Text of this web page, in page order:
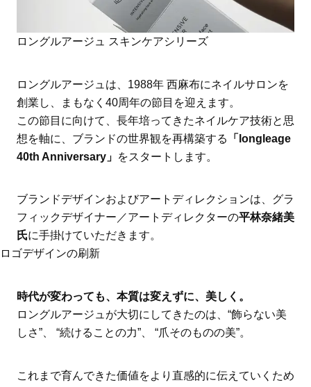
ロングルアージュ スキンケアシリーズ
ロングルアージュは、1988年 西麻布にネイルサロンを
創業し、まもなく40周年の節目を迎えます。
この節目に向けて、長年培ってきたネイルケア技術と思
想を軸に、ブランドの世界観を再構築する
「longleage
40th Anniversary」 をスタートします。
ブランドデザインおよびアートディレクションは、グラ
フィックデザイナー／アートディレクターの平林奈緒美
氏に手掛けていただきます。
ロゴデザインの刷新
時代が変わっても、本質は変えずに、美しく。
ロングルアージュが大切にしてきたのは、“飾らない美
しさ”、 “続けることの力”、 “爪そのものの美”。
これまで育んできた価値をより直感的に伝えていくため